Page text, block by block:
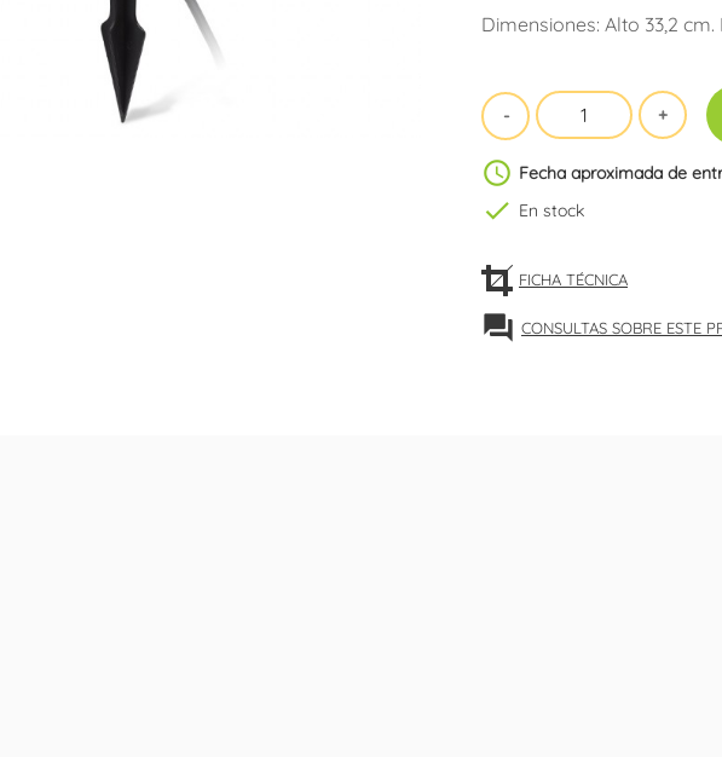
Dimensiones: Alto 33,2 cm.
schedule Fecha aproximada de
check En stock
FICHA TÉCNICA
forum CONSULTAS SOBRE ESTE